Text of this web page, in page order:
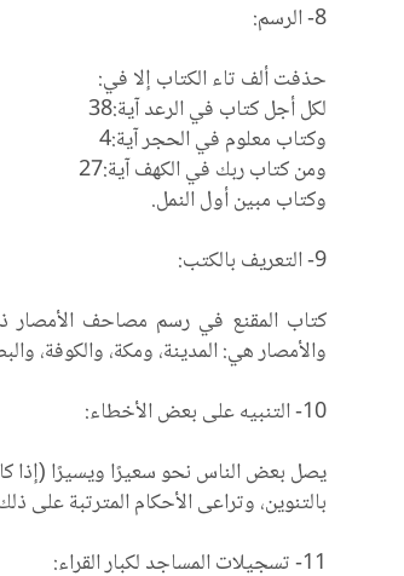
8- الرسم:
حذفت ألف تاء الكتاب إلا في:
لكل أجل كتاب في الرعد آية:38
وكتاب معلوم في الحجر آية:4
ومن كتاب ربك في الكهف آية:27
وكتاب مبين أول النمل.
9- التعريف بالكتب:
كتاب المقنع في رسم مصاحف الأمصار
والأمصار هي: المدينة، ومكة، والكوفة،
10- التنبيه على بعض الأخطاء:
يصل بعض الناس نحو سعيرًا ويسيرًا (إذا
بالتنوين، وتراعى الأحكام المترتبة على
11- تسجيلات المساجد لكبار القراء: